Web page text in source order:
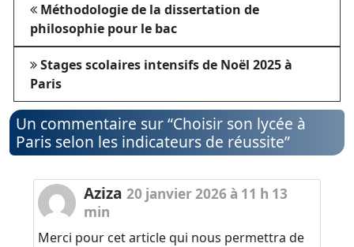
Méthodologie de la dissertation de
philosophie pour le bac
Stages scolaires intensifs de Noël 2025 à
Paris
Un commentaire sur “Choisir son lycée à
Paris selon les indicateurs de réussite”
Aziza 20 janvier 2026 à 11 h 13
min
Merci pour cet article qui nous permettra de